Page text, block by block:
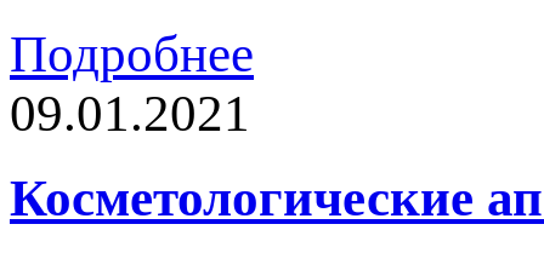
Подробнее
09.01.2021
Косметологические